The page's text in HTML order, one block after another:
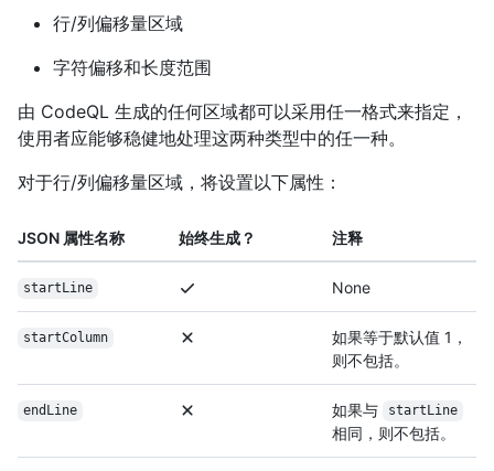
行/列偏移量区域
字符偏移和长度范围
由 CodeQL 生成的任何区域都可以采用任一格式来指定，
使用者应能够稳健地处理这两种类型中的任一种。
对于行/列偏移量区域，将设置以下属性：
JSON 属性名称 始终生成？ 注释
startLine None
startColumn
如果等于默认值 1，
则不包括。
endLine 如果与 startLine
相同，则不包括。